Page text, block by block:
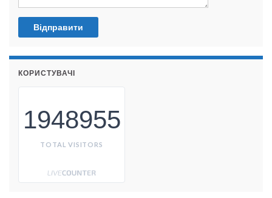
КОРИСТУВАЧІ
1948955
TOTAL VISITORS